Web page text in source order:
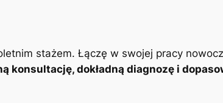
stażem. Łączę w swojej pracy
konsultację, dokładną diagnozę i